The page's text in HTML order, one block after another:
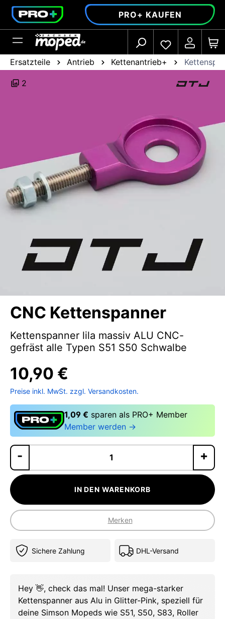
springen PRO+ KAUFEN
Ersatzteile Antrieb Kettenantrieb+
2
CNC Kettenspanner
Kettenspanner lila massiv ALU CNC-
gefräst alle Typen S51 S50 Schwalbe
10,90 €
Preise inkl. MwSt. zzgl. Versandkosten.
1,09 € sparen als PRO+ Member
Member werden →
IN DEN WARENKORB
Merken
Sichere Zahlung DHL-Versand
Hey 👋, check das mal! Unser mega-starker
Kettenspanner aus Alu in Glitter-Pink, speziell für
deine Simson Mopeds wie S51, S50, S83, Roller